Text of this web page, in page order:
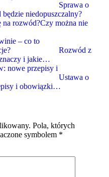
Sprawa o
niedopuszczalny?
Czy można nie
Rozwód z
i jakie…
Ustawa o
i obowiązki…
Pola, których
symbolem *